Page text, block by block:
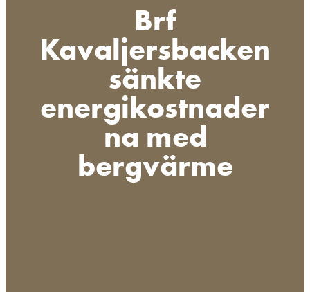
Brf
Kavaljersbacken
sänkte
energikostnader
na med
bergvärme